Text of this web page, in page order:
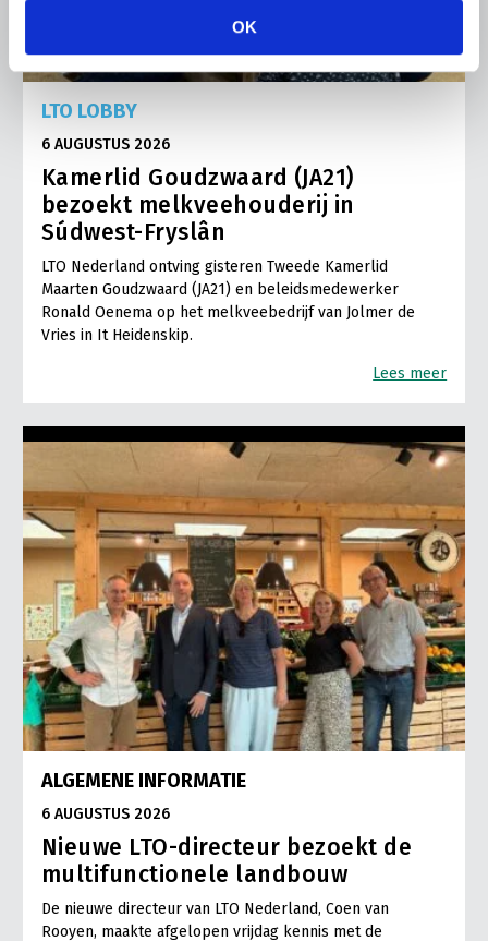
OK
LTO LOBBY
6 AUGUSTUS 2026
Kamerlid Goudzwaard (JA21)
bezoekt melkveehouderij in
Súdwest-Fryslân
LTO Nederland ontving gisteren Tweede Kamerlid
Maarten Goudzwaard (JA21) en beleidsmedewerker
Ronald Oenema op het melkveebedrijf van Jolmer de
Vries in It Heidenskip.
Lees meer
ALGEMENE INFORMATIE
6 AUGUSTUS 2026
Nieuwe LTO-directeur bezoekt de
multifunctionele landbouw
De nieuwe directeur van LTO Nederland, Coen van
Rooyen, maakte afgelopen vrijdag kennis met de